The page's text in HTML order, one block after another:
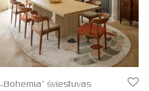
„Bohemia” šviestuvas